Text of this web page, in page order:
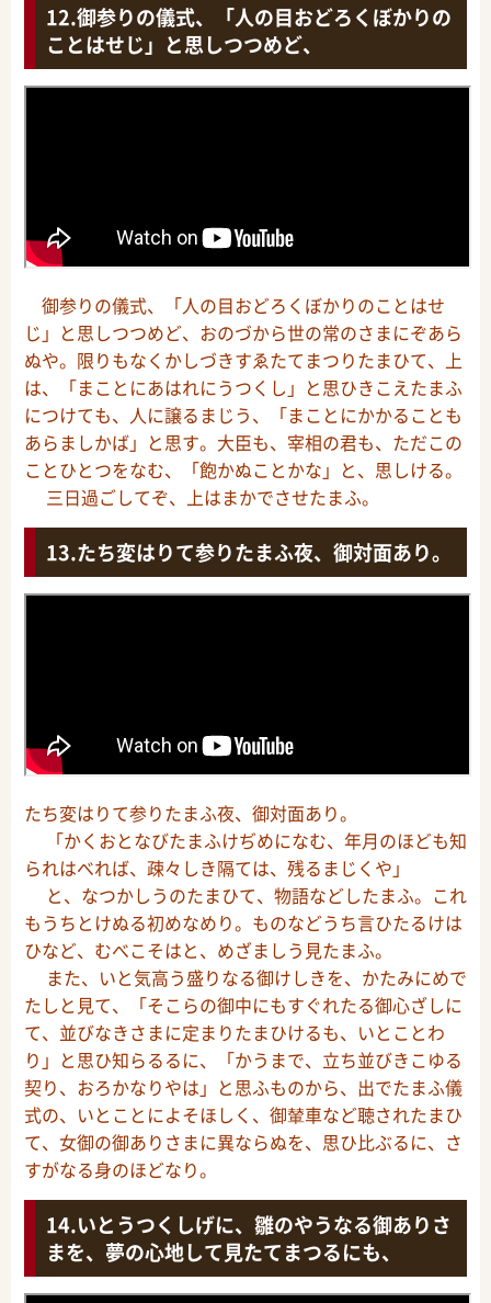
御参りの儀式、「人の目おどろくぼかりの
ことはせじ」と思しつつめど、
御参りの儀式、「人の目おどろくぼかりのことはせ
じ」と思しつつめど、おのづから世の常のさまにぞあら
ぬや。限りもなくかしづきすゑたてまつりたまひて、上
は、「まことにあはれにうつくし」と思ひきこえたまふ
につけても、人に譲るまじう、「まことにかかることも
あらましかば」と思す。大臣も、宰相の君も、ただこの
ことひとつをなむ、「飽かぬことかな」と、思しける。
三日過ごしてぞ、上はまかでさせたまふ。
たち変はりて参りたまふ夜、御対面あり。
たち変はりて参りたまふ夜、御対面あり。
「かくおとなびたまふけぢめになむ、年月のほども知
られはべれば、疎々しき隔ては、残るまじくや」
と、なつかしうのたまひて、物語などしたまふ。これ
もうちとけぬる初めなめり。ものなどうち言ひたるけは
ひなど、むべこそはと、めざましう見たまふ。
また、いと気高う盛りなる御けしきを、かたみにめで
たしと見て、「そこらの御中にもすぐれたる御心ざしに
て、並びなきさまに定まりたまひけるも、いとことわ
り」と思ひ知らるるに、「かうまで、立ち並びきこゆる
契り、おろかなりやは」と思ふものから、出でたまふ儀
式の、いとことによそほしく、御輦車など聴されたまひ
て、女御の御ありさまに異ならぬを、思ひ比ぶるに、さ
すがなる身のほどなり。
いとうつくしげに、雛のやうなる御ありさ
まを、夢の心地して見たてまつるにも、